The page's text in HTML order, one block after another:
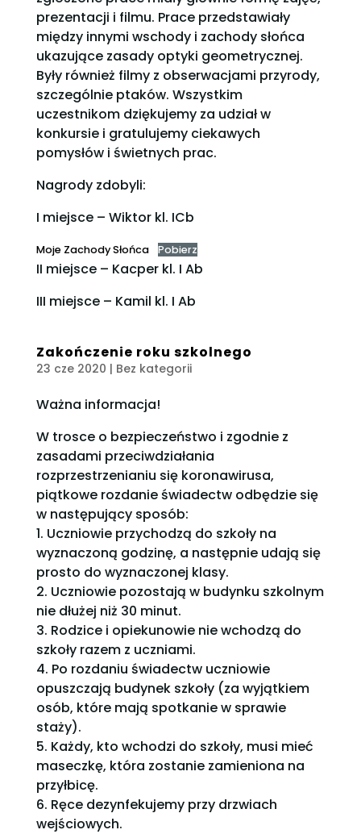
prezentacji i filmu. Prace przedstawiały
między innymi wschody i zachody słońca
ukazujące zasady optyki geometrycznej.
Były również filmy z obserwacjami przyrody,
szczególnie ptaków. Wszystkim
uczestnikom dziękujemy za udział w
konkursie i gratulujemy ciekawych
pomysłów i świetnych prac.
Nagrody zdobyli:
I miejsce – Wiktor kl. ICb
Moje Zachody Słońca Pobierz
II miejsce – Kacper kl. I Ab
III miejsce – Kamil kl. I Ab
Zakończenie roku szkolnego
23 cze 2020 | Bez kategorii
Ważna informacja!
W trosce o bezpieczeństwo i zgodnie z
zasadami przeciwdziałania
rozprzestrzenianiu się koronawirusa,
piątkowe rozdanie świadectw odbędzie się
w następujący sposób:
1. Uczniowie przychodzą do szkoły na
wyznaczoną godzinę, a następnie udają się
prosto do wyznaczonej klasy.
2. Uczniowie pozostają w budynku szkolnym
nie dłużej niż 30 minut.
3. Rodzice i opiekunowie nie wchodzą do
szkoły razem z uczniami.
4. Po rozdaniu świadectw uczniowie
opuszczają budynek szkoły (za wyjątkiem
osób, które mają spotkanie w sprawie
staży).
5. Każdy, kto wchodzi do szkoły, musi mieć
maseczkę, która zostanie zamieniona na
przyłbicę.
6. Ręce dezynfekujemy przy drzwiach
wejściowych.